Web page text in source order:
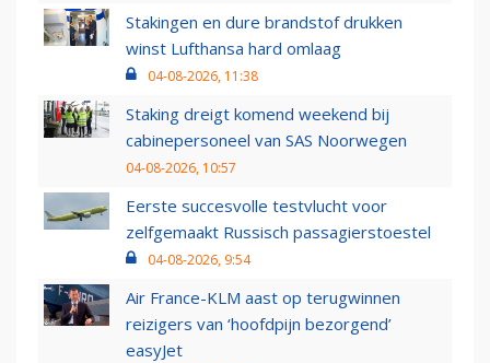
Stakingen en dure brandstof drukken
winst Lufthansa hard omlaag
04-08-2026, 11:38
Staking dreigt komend weekend bij
cabinepersoneel van SAS Noorwegen
04-08-2026, 10:57
Eerste succesvolle testvlucht voor
zelfgemaakt Russisch passagierstoestel
04-08-2026, 9:54
Air France-KLM aast op terugwinnen
reizigers van ‘hoofdpijn bezorgend’
easyJet